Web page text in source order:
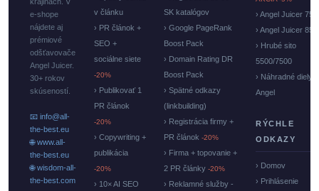
e-shope
nájdete aj
prémiové
odšťavovače
Angel Juicer.
30+ rokov
skúseností.
📧 info@all-
the-best.eu
🌐 www.all-
the-best.eu
🌐 wisdom-all-
the-best.com
v článku
› PR článok +
SEO +
sociálne siete
-20%
› Publikovať 1
PR článok
-20%
› Copywriting +
publikácia
-20%
› 10× AI SEO
SK katalógov
› Google PageRank
Boost Pack
› Domain Rating DR
Boost Pack
› Spätné odkazy
(linkbuilding)
› Registrácia firmy +
PR článok -20%
› Firma + topovanie +
2 PR články -20%
› Reklamné služby -
› Angel Juicer
› Angel Juicer
› Hrubé sito
5500/7500
› Náhradné diely
Angel
RÝCHLE
ODKAZY
› Domov
› Prihlásenie